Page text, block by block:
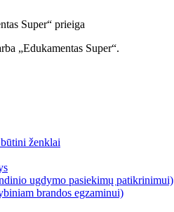
Super“ prieiga
„Edukamentas Super“.
ženklai
ugdymo pasiekimų patikrinimui)
brandos egzaminui)